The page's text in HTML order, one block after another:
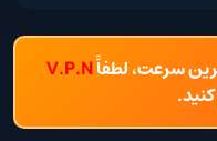
سرعت، لطفاًV.P.N